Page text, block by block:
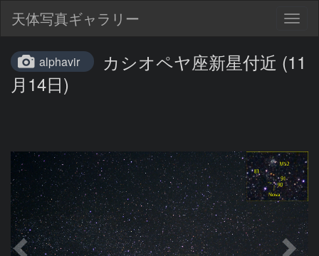
天体写真ギャラリー
alphavir
カシオペヤ座新星付近 (11
月14日)